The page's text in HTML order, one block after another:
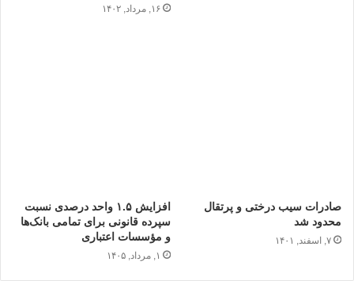
۱۶, مرداد, ۱۴۰۲
صادرات سیب درختی و پرتقال
محدود شد
۷, اسفند, ۱۴۰۱
افزایش ۱.۵ واحد درصدی نسبت
سپرده قانونی برای تمامی بانک‌ها
و مؤسسات اعتباری
۱, مرداد, ۱۴۰۵